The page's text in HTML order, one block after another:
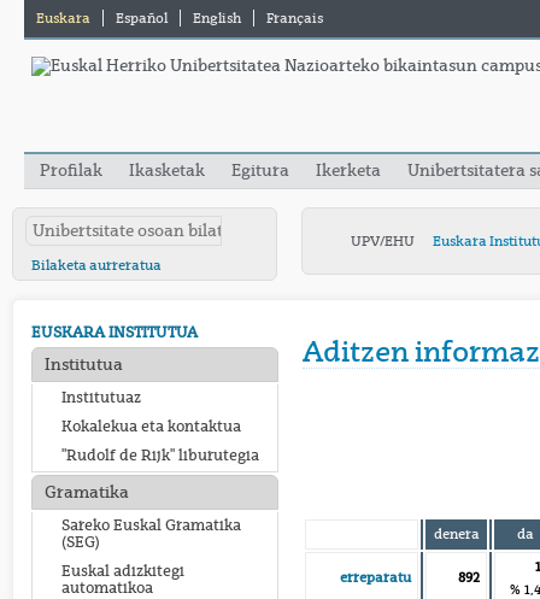
Euskara Español English Français
Profilak Ikasketak Egitura Ikerketa Unibertsitatera
Bilaketa aurreratua
UPV/EHU Euskara
EUSKARA INSTITUTUA
Institutua
Institutuaz
Kokalekua eta kontaktua
"Rudolf de Rijk" liburutegia
Gramatika
Sareko Euskal Gramatika
(SEG)
Euskal adizkitegi
automatikoa
Aditzen
denera da
erreparatu 892
%